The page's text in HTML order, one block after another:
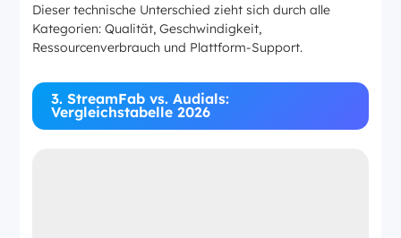
Dieser technische Unterschied zieht sich durch alle
Kategorien: Qualität, Geschwindigkeit,
Ressourcenverbrauch und Plattform-Support.
3. StreamFab vs. Audials:
Vergleichstabelle 2026